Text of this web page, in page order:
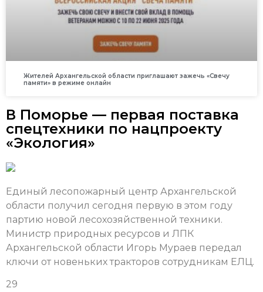
Жителей Архангельской области приглашают зажечь «Свечу
памяти» в режиме онлайн
В Поморье — первая поставка
спецтехники по нацпроекту
«Экология»
Единый лесопожарный центр Архангельской
области получил сегодня первую в этом году
партию новой лесохозяйственной техники.
Министр природных ресурсов и ЛПК
Архангельской области Игорь Мураев передал
ключи от новеньких тракторов сотрудникам ЕЛЦ.
29